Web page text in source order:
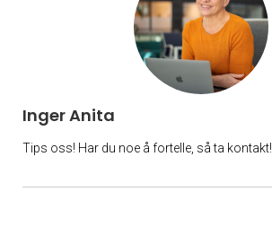
Inger Anita
Tips oss! Har du noe å fortelle, så ta kontakt!